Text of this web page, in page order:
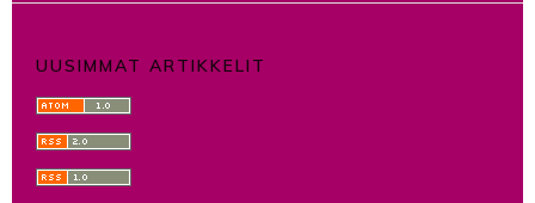
UUSIMMAT ARTIKKELIT